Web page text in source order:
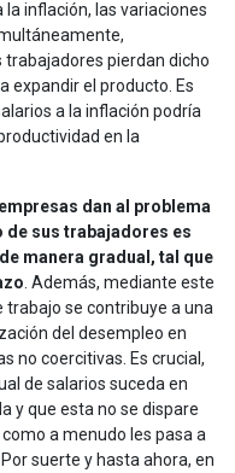
inflación, las variaciones
trabajadores pierdan dicho
expandir el producto. Es
a la inflación podría
en la
dan al problema
sus trabajadores es
manera gradual, tal que
. Además, mediante este
se contribuye a una
del desempleo en
no coercitivas. Es crucial,
de salarios suceda en
y que esta no se dispare
a menudo les pasa a
suerte y hasta ahora, en